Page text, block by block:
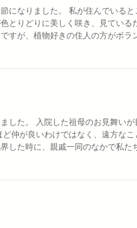
になりました。 私が住んでいる
とりどりに美しく咲き、見てい
すが、植物好きの住人の方がボ
した。 入院した祖母のお見舞い
仲が良いわけではなく、遠方な
した時に、親戚一同のなかで私